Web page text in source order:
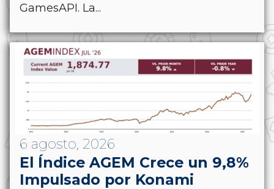
GamesAPI. La...
6 agosto, 2026
El Índice AGEM Crece un 9,8%
Impulsado por Konami